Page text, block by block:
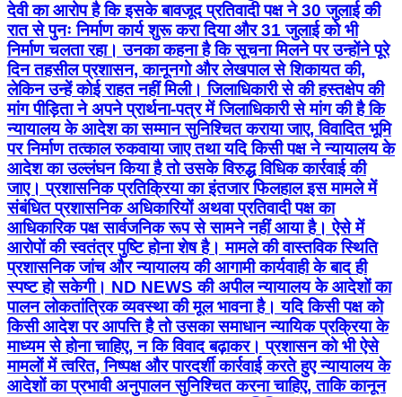
देवी का आरोप है कि इसके बावजूद प्रतिवादी पक्ष ने 30 जुलाई की
रात से पुनः निर्माण कार्य शुरू करा दिया और 31 जुलाई को भी
निर्माण चलता रहा। उनका कहना है कि सूचना मिलने पर उन्होंने पूरे
दिन तहसील प्रशासन, कानूनगो और लेखपाल से शिकायत की,
लेकिन उन्हें कोई राहत नहीं मिली। जिलाधिकारी से की हस्तक्षेप की
मांग पीड़िता ने अपने प्रार्थना-पत्र में जिलाधिकारी से मांग की है कि
न्यायालय के आदेश का सम्मान सुनिश्चित कराया जाए, विवादित भूमि
पर निर्माण तत्काल रुकवाया जाए तथा यदि किसी पक्ष ने न्यायालय के
आदेश का उल्लंघन किया है तो उसके विरुद्ध विधिक कार्रवाई की
जाए। प्रशासनिक प्रतिक्रिया का इंतजार फिलहाल इस मामले में
संबंधित प्रशासनिक अधिकारियों अथवा प्रतिवादी पक्ष का
आधिकारिक पक्ष सार्वजनिक रूप से सामने नहीं आया है। ऐसे में
आरोपों की स्वतंत्र पुष्टि होना शेष है। मामले की वास्तविक स्थिति
प्रशासनिक जांच और न्यायालय की आगामी कार्यवाही के बाद ही
स्पष्ट हो सकेगी। ND NEWS की अपील न्यायालय के आदेशों का
पालन लोकतांत्रिक व्यवस्था की मूल भावना है। यदि किसी पक्ष को
किसी आदेश पर आपत्ति है तो उसका समाधान न्यायिक प्रक्रिया के
माध्यम से होना चाहिए, न कि विवाद बढ़ाकर। प्रशासन को भी ऐसे
मामलों में त्वरित, निष्पक्ष और पारदर्शी कार्रवाई करते हुए न्यायालय के
आदेशों का प्रभावी अनुपालन सुनिश्चित करना चाहिए, ताकि कानून